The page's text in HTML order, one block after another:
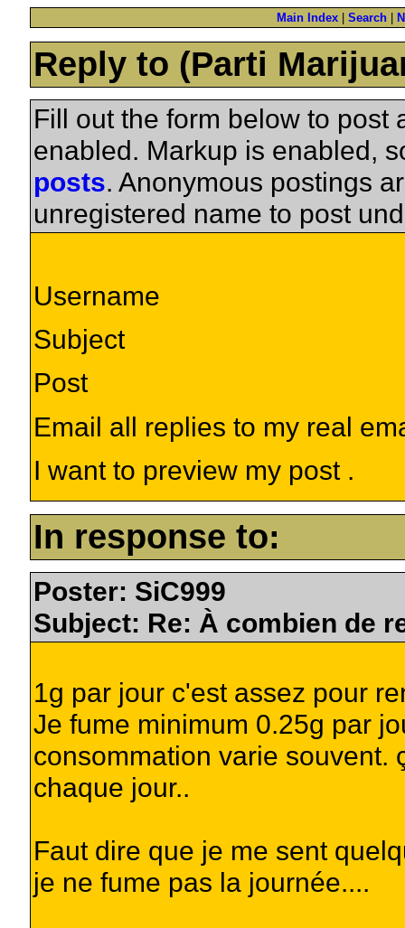
Main Index Search
Reply to (Parti
Fill out the form below to post
enabled. Markup is enabled,
posts. Anonymous postings
unregistered name to post
Username
Subject
Post
Email all replies to my real
I want to preview my post .
In response to:
Poster: SiC999
Subject: Re: À combien de
1g par jour c'est assez pour
Je fume minimum 0.25g par
consommation varie souvent.
chaque jour..
Faut dire que je me sent
je ne fume pas la journée....